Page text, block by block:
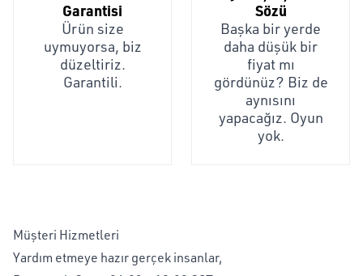
Garantisi
Ürün size
uymuyorsa, biz
düzeltiriz.
Garantili.
Sözü
Başka bir yerde
daha düşük bir
fiyat mı
gördünüz? Biz de
aynısını
yapacağız. Oyun
yok.
Müşteri Hizmetleri
Yardım etmeye hazır gerçek insanlar,